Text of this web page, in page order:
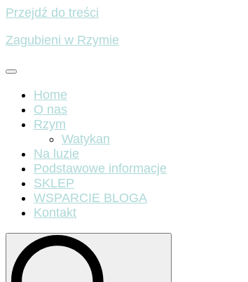
Przejdź do treści
Zagubieni w Rzymie
Home
O nas
Rzym
Watykan
Na luzie
Podstawowe informacje
SKLEP
WSPARCIE BLOGA
Kontakt